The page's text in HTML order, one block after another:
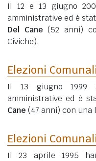
Il 12 e 13 giugno
amministrative ed è
Del Cane (52 anni)
Civiche).
Elezioni
Il 13 giugno 1999
amministrative ed è
Cane (47 anni) con una
Elezioni
Il 23 aprile 1995